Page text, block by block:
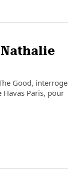
Nathalie
Good, interroge
Paris, pour